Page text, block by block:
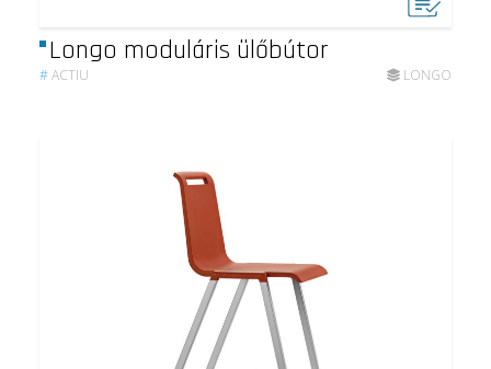
Longo moduláris ülőbútor
#ACTIU LONGO